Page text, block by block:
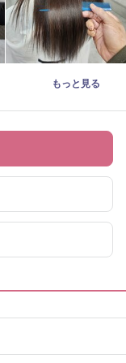
もっと見る